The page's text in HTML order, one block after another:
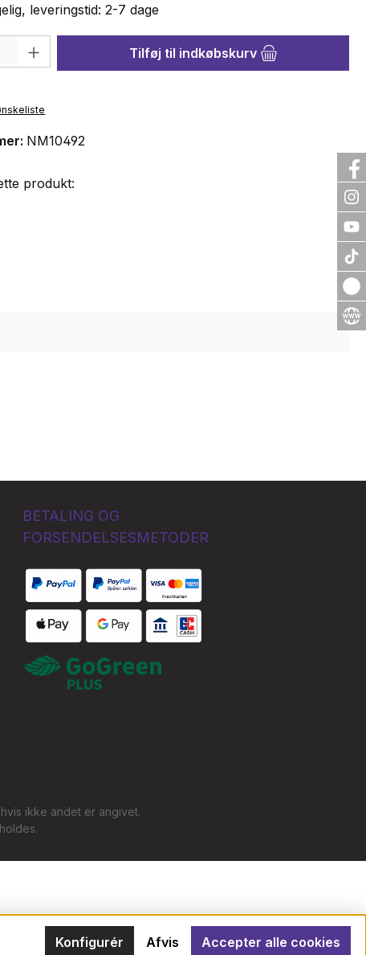
leveringstid: 2-7 dage
Indtast det ønskede beløb, eller brug knapperne til at øge
Tilføj til indkøbskurv
NM10492
produkt:
BETALING OG
FORSENDELSESMETODER
Custom image 1
ikke andet er angivet.
Afvis
Konfigurér Accepter alle cookies